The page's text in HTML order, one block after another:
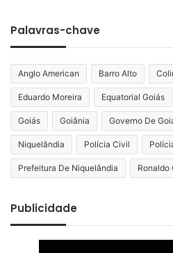
Palavras-chave
Anglo American Barro Alto
Eduardo Moreira Equatorial Goiás
Goiás Goiânia Governo De
Niquelândia Polícia Civil
Prefeitura De Niquelândia Ronaldo
Publicidade